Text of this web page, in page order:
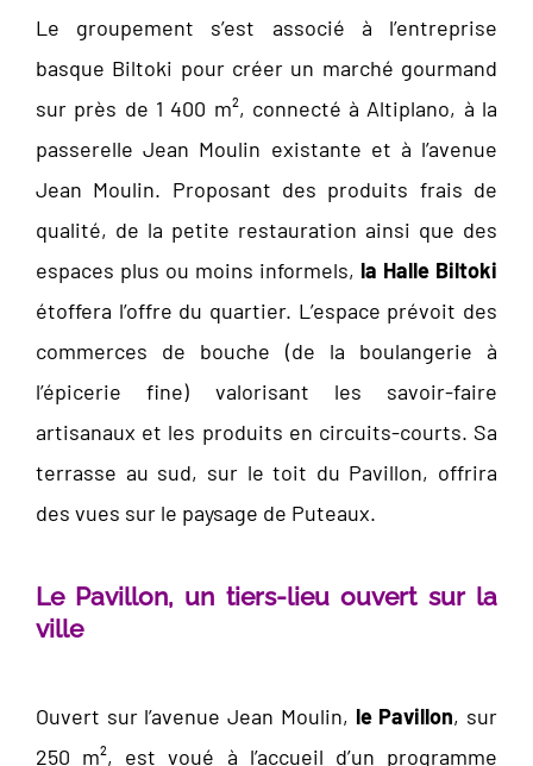
Le groupement s’est associé à l’entreprise
basque Biltoki pour créer un marché gourmand
sur près de 1 400 m², connecté à Altiplano, à la
passerelle Jean Moulin existante et à l’avenue
Jean Moulin. Proposant des produits frais de
qualité, de la petite restauration ainsi que des
espaces plus ou moins informels, la Halle Biltoki
étoffera l’offre du quartier. L’espace prévoit des
commerces de bouche (de la boulangerie à
l’épicerie fine) valorisant les savoir-faire
artisanaux et les produits en circuits-courts. Sa
terrasse au sud, sur le toit du Pavillon, offrira
des vues sur le paysage de Puteaux.
Le Pavillon, un tiers-lieu ouvert sur la
ville
Ouvert sur l’avenue Jean Moulin, le Pavillon, sur
250 m², est voué à l’accueil d’un programme